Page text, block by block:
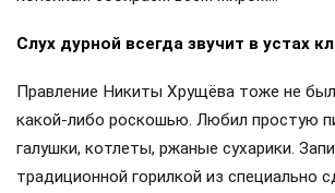
Слух дурной всегда звучит в устах
Правление Никиты Хрущёва тоже не
какой-либо роскошью. Любил простую
галушки, котлеты, ржаные сухарики.
традиционной горилкой из специально